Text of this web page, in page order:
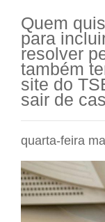
Quem
para
resolver
também
site do
sair de
quarta-feira